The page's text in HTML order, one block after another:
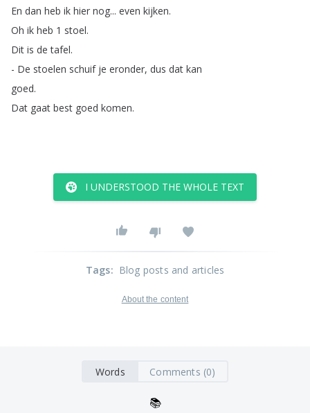
En dan heb ik hier nog... even kijken.
Oh ik heb 1 stoel.
Dit is de tafel.
- De stoelen schuif je eronder, dus dat kan
goed.
Dat gaat best goed komen.
I UNDERSTOOD THE WHOLE TEXT
Tags: Blog posts and articles
About the content
Words Comments (0)
📚